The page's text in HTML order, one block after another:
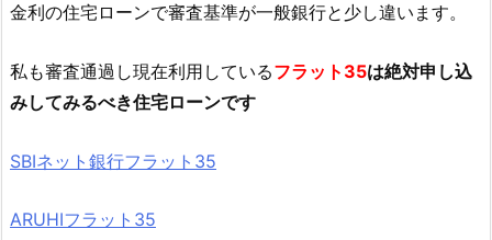
金利の住宅ローンで審査基準が一般銀行と少し違います。
私も審査通過し現在利用しているフラット35は絶対申し込
みしてみるべき住宅ローンです
SBIネット銀行フラット35
ARUHIフラット35